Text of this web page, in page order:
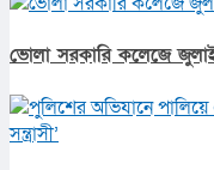
ভোলা সরকারি কলেজে